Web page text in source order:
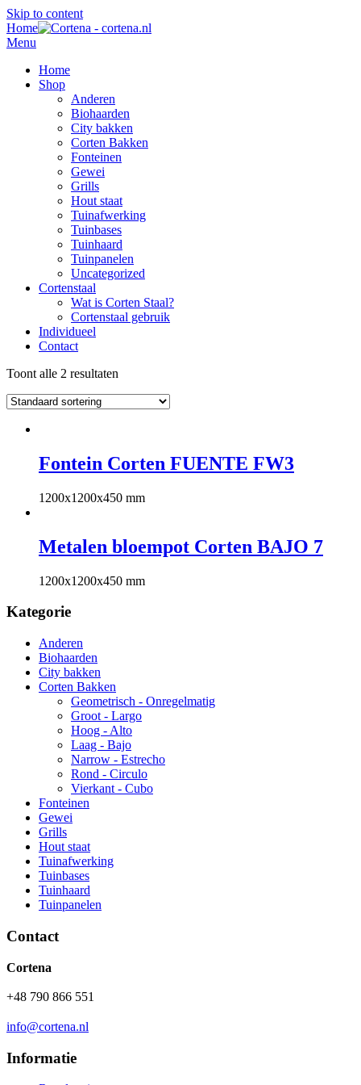
Skip to content
Home
Menu
Home
Shop
Anderen
Biohaarden
City bakken
Corten Bakken
Fonteinen
Gewei
Grills
Hout staat
Tuinafwerking
Tuinbases
Tuinhaard
Tuinpanelen
Uncategorized
Cortenstaal
Wat is Corten Staal?
Cortenstaal gebruik
Individueel
Contact
Toont alle 2 resultaten
Fontein Corten FUENTE FW3
1200x1200x450 mm
Metalen bloempot Corten BAJO 7
1200x1200x450 mm
Kategorie
Anderen
Biohaarden
City bakken
Corten Bakken
Geometrisch - Onregelmatig
Groot - Largo
Hoog - Alto
Laag - Bajo
Narrow - Estrecho
Rond - Circulo
Vierkant - Cubo
Fonteinen
Gewei
Grills
Hout staat
Tuinafwerking
Tuinbases
Tuinhaard
Tuinpanelen
Contact
Cortena
+48 790 866 551
info@cortena.nl
Informatie